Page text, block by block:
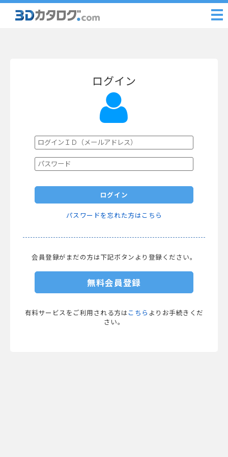
ログイン
ログイン
パスワードを忘れた方はこちら
会員登録がまだの方は下記ボタンより登録ください。
無料会員登録
有料サービスをご利用される方は こちら よりお手続きくだ
さい。